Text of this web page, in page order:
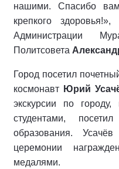
нашими. Спасибо
крепкого
Администрации
Политсовета
Город посетил
космонавт Юрий
экскурсии по
студентами,
образования.
церемонии
медалями.